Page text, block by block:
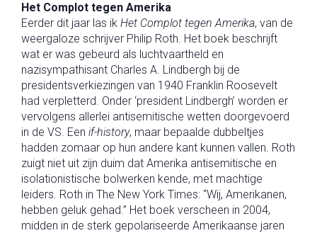
Het Complot tegen Amerika
Eerder dit jaar las ik Het Complot tegen Amerika, van de
weergaloze schrijver Philip Roth. Het boek beschrijft
wat er was gebeurd als luchtvaartheld en
nazisympathisant Charles A. Lindbergh bij de
presidentsverkiezingen van 1940 Franklin Roosevelt
had verpletterd. Onder ‘president Lindbergh’ worden er
vervolgens allerlei antisemitische wetten doorgevoerd
in de VS. Een if-history, maar bepaalde dubbeltjes
hadden zomaar op hun andere kant kunnen vallen. Roth
zuigt niet uit zijn duim dat Amerika antisemitische en
isolationistische bolwerken kende, met machtige
leiders. Roth in The New York Times: “Wij, Amerikanen,
hebben geluk gehad.” Het boek verscheen in 2004,
midden in de sterk gepolariseerde Amerikaanse jaren